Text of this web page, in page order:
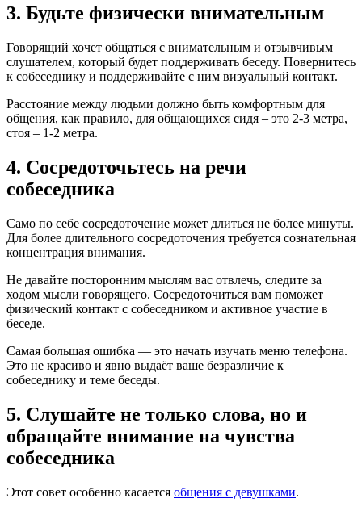
3. Будьте физически внимательным
Говорящий хочет общаться с внимательным и отзывчивым
слушателем, который будет поддерживать беседу. Повернитесь
к собеседнику и поддерживайте с ним визуальный контакт.
Расстояние между людьми должно быть комфортным для
общения, как правило, для общающихся сидя – это 2-3 метра,
стоя – 1-2 метра.
4. Сосредоточьтесь на речи
собеседника
Само по себе сосредоточение может длиться не более минуты.
Для более длительного сосредоточения требуется сознательная
концентрация внимания.
Не давайте посторонним мыслям вас отвлечь, следите за
ходом мысли говорящего. Сосредоточиться вам поможет
физический контакт с собеседником и активное участие в
беседе.
Самая большая ошибка — это начать изучать меню телефона.
Это не красиво и явно выдаёт ваше безразличие к
собеседнику и теме беседы.
5. Слушайте не только слова, но и
обращайте внимание на чувства
собеседника
Этот совет особенно касается общения с девушками.